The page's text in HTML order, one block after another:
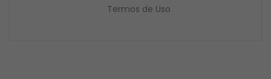
Termos de Uso